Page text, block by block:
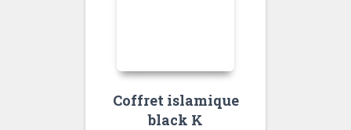
Coffret islamique
black K